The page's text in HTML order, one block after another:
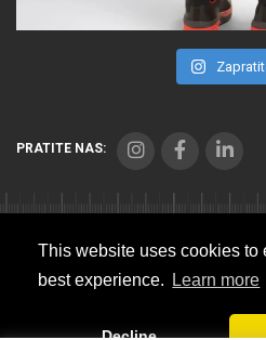
This website uses cookies to
best experience.
Learn more
Decline
PRATITE NAS:
Copyright © 2021 Seibl Trade.